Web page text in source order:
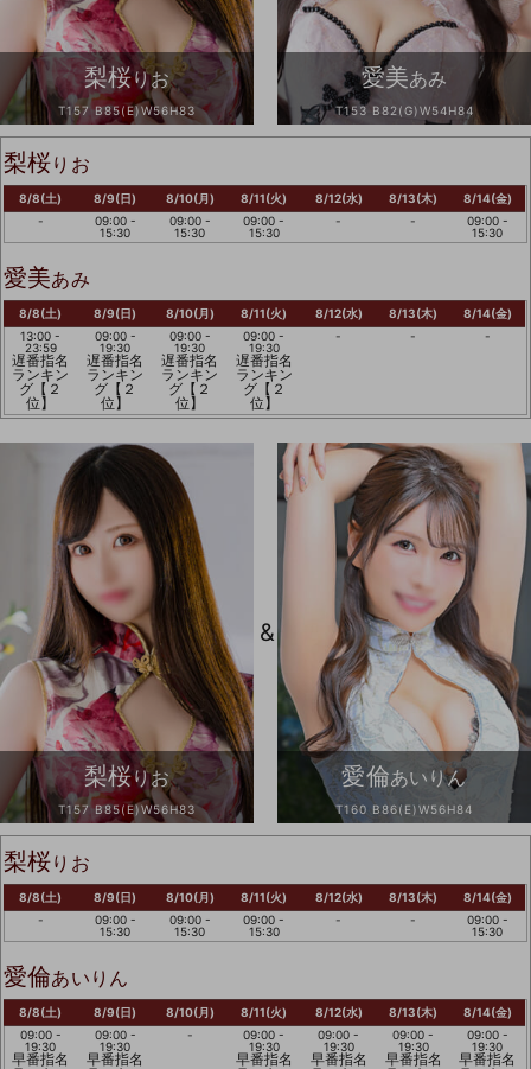
梨桜りお
T157 B85(E)W56H83
愛美あみ
T153 B82(G)W54H84
梨桜りお
8/8(土)
-
8/9(日)
09:00 -
15:30
8/10(月)
09:00 -
15:30
8/11(火)
09:00 -
15:30
8/12(水)
-
8/13(木)
-
8/14(金)
09:00 -
15:30
愛美あみ
8/8(土)
13:00 -
23:59
遅番指名
ランキン
グ【２
位】
8/9(日)
09:00 -
19:30
遅番指名
ランキン
グ【２
位】
8/10(月)
09:00 -
19:30
遅番指名
ランキン
グ【２
位】
8/11(火)
09:00 -
19:30
遅番指名
ランキン
グ【２
位】
8/12(水)
-
8/13(木)
-
8/14(金)
-
梨桜りお
T157 B85(E)W56H83
&
愛倫あいりん
T160 B86(E)W56H84
梨桜りお
8/8(土)
-
8/9(日)
09:00 -
15:30
8/10(月)
09:00 -
15:30
8/11(火)
09:00 -
15:30
8/12(水)
-
8/13(木)
-
8/14(金)
09:00 -
15:30
愛倫あいりん
8/8(土)
09:00 -
19:30
早番指名
8/9(日)
09:00 -
19:30
早番指名
8/10(月)
-
8/11(火)
09:00 -
19:30
早番指名
8/12(水)
09:00 -
19:30
早番指名
8/13(木)
09:00 -
19:30
早番指名
8/14(金)
09:00 -
19:30
早番指名